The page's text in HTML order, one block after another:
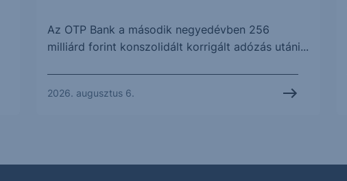
Az OTP Bank a második negyedévben 256
milliárd forint konszolidált korrigált adózás utáni...
2026. augusztus 6.